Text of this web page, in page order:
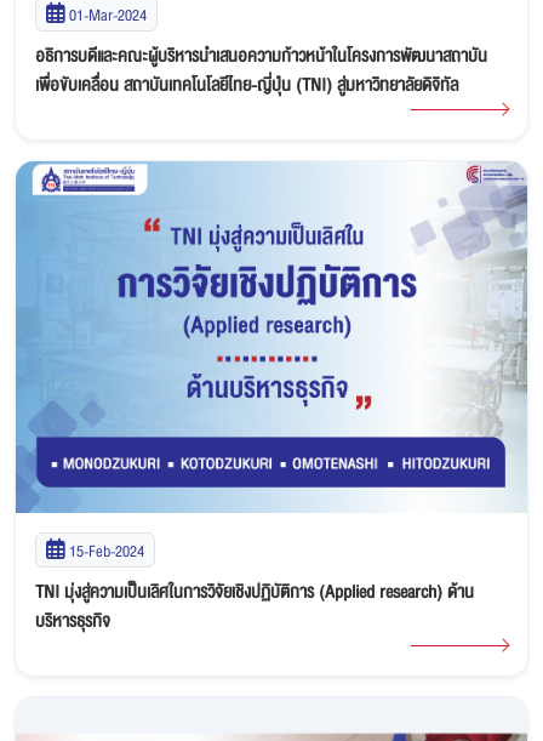
01-Mar-2024
อธิการบดีและคณะผู้บริหารนำเสนอความก้าวหน้าในโครงการพัฒนาสถาบัน
เพื่อขับเคลื่อน สถาบันเทคโนโลยีไทย-ญี่ปุ่น (TNI) สู่มหาวิทยาลัยดิจิทัล
15-Feb-2024
TNI มุ่งสู่ความเป็นเลิศในการวิจัยเชิงปฏิบัติการ (Applied research) ด้าน
บริหารธุรกิจ